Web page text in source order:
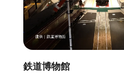
鉄道博物館